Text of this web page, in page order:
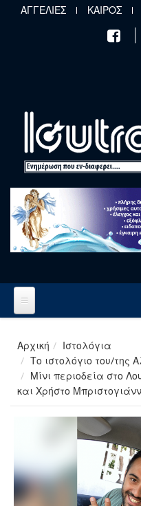
Παράκαμψη προς το κυρίως
ΑΓΓΕΛΙΕΣ ΚΑΙΡΟΣ
Αρχική
Ιστολόγια
Το ιστολόγιο του/της
Μίνι περιοδεία στο
και Χρήστο